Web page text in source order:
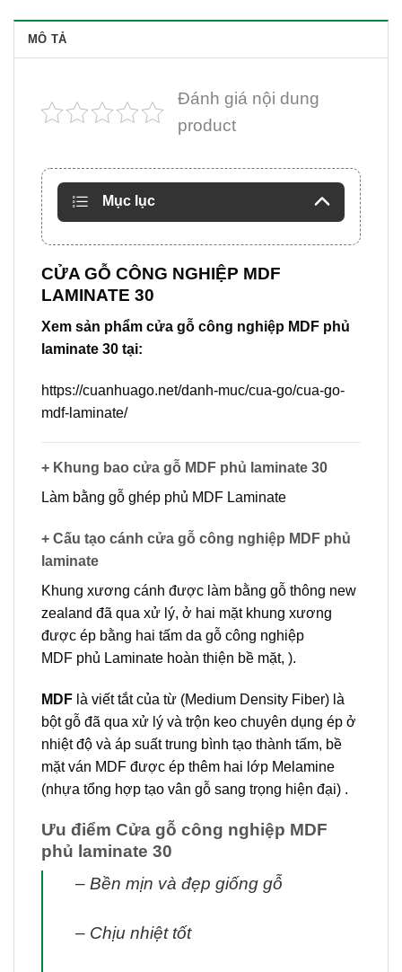
MÔ TẢ
Đánh giá nội dung
product
Mục lục
CỬA GỖ CÔNG NGHIỆP MDF
LAMINATE 30
Xem sản phẩm cửa gỗ công nghiệp MDF phủ
laminate 30 tại:
https://cuanhuago.net/danh-muc/cua-go/cua-go-
mdf-laminate/
+ Khung bao cửa gỗ MDF phủ laminate 30
Làm bằng gỗ ghép phủ MDF Laminate
+ Cấu tạo cánh cửa gỗ công nghiệp MDF phủ
laminate
Khung xương cánh được làm bằng gỗ thông new
zealand đã qua xử lý, ở hai mặt khung xương
được ép bằng hai tấm da gỗ công nghiệp
MDF phủ Laminate hoàn thiện bề mặt, ).
MDF là viết tắt của từ (Medium Density Fiber) là
bột gỗ đã qua xử lý và trộn keo chuyên dụng ép ở
nhiệt độ và áp suất trung bình tạo thành tấm, bề
mặt ván MDF được ép thêm hai lớp Melamine
(nhựa tổng hợp tạo vân gỗ sang trọng hiện đại) .
Ưu điểm Cửa gỗ công nghiệp MDF
phủ laminate 30
– Bền mịn và đẹp giống gỗ
– Chịu nhiệt tốt